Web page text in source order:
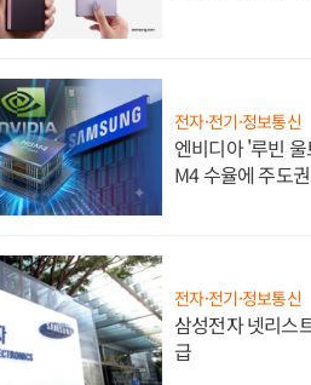
전자·전기·정보통신
엔비디아 '루빈
M4 수율에 주도
전자·전기·정보통신
삼성전자 넷리스
급